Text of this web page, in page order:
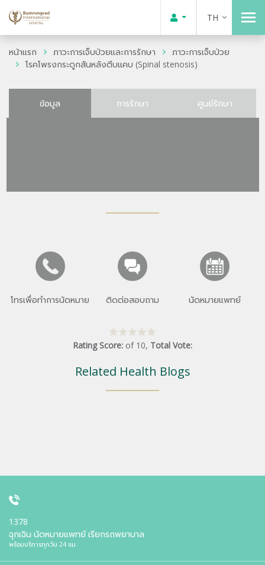
TH
หน้าแรก ภาวะการเจ็บป่วยและการรักษา
ภาวะการเจ็บป่วย
โรคโพรงกระดูกสันหลังตีบแคบ (Spinal stenosis)
ข้อมูล การรักษา ศูนย์รักษา
โทรเพื่อทำการนัดหมาย ติดต่อสอบถาม นัดหมายแพทย์
Rating Score: of 10, Total Vote:
Related Health Blogs
1378
ฉุกเฉิน นัดหมายแพทย์ เรียกรถพยาบาล
พร้อมบริการทุกวัน 24 ชม.